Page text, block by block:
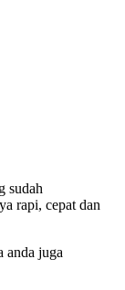
sudah
rapi, cepat dan
anda juga